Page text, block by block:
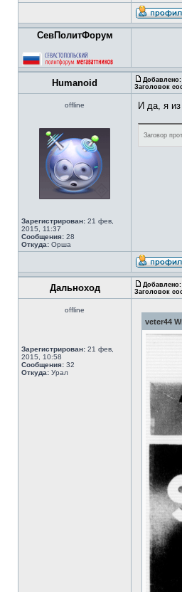
СевПолитФорум
Humanoid Добавлено:
Заголовок
offline
Зарегистрирован: 21 фев,
2015, 11:37
Сообщения: 28
Откуда: Орша
И да, я
Заговор
Дальноход Добавлено:
Заголовок
offline
Зарегистрирован: 21 фев,
2015, 10:58
Сообщения: 32
Откуда: Урал
veter44